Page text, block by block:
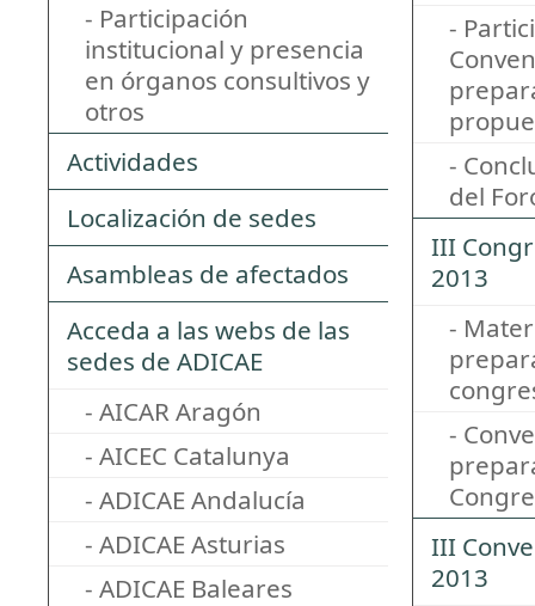
- Participación
institucional y presencia
en órganos consultivos y
otros
Actividades
Localización de sedes
Asambleas de afectados
Acceda a las webs de las
sedes de ADICAE
- AICAR Aragón
- AICEC Catalunya
- ADICAE Andalucía
- ADICAE Asturias
- ADICAE Baleares
-
-
del
III
2013
-
-
III
2013